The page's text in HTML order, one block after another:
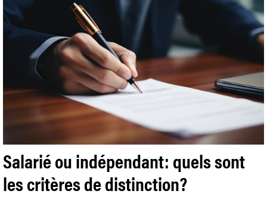
Salarié ou indépendant: quels sont
les critères de distinction?